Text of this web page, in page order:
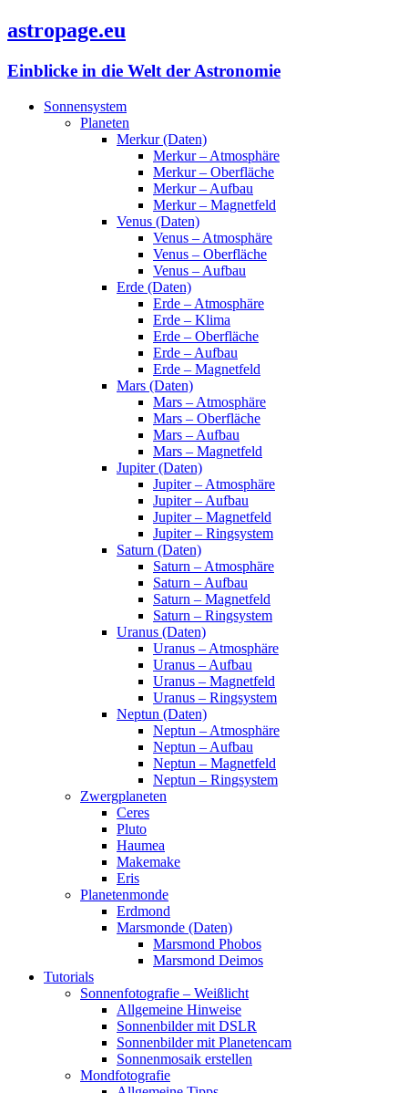
astropage.eu
Einblicke in die Welt der Astronomie
Sonnensystem
Planeten
Merkur (Daten)
Merkur – Atmosphäre
Merkur – Oberfläche
Merkur – Aufbau
Merkur – Magnetfeld
Venus (Daten)
Venus – Atmosphäre
Venus – Oberfläche
Venus – Aufbau
Erde (Daten)
Erde – Atmosphäre
Erde – Klima
Erde – Oberfläche
Erde – Aufbau
Erde – Magnetfeld
Mars (Daten)
Mars – Atmosphäre
Mars – Oberfläche
Mars – Aufbau
Mars – Magnetfeld
Jupiter (Daten)
Jupiter – Atmosphäre
Jupiter – Aufbau
Jupiter – Magnetfeld
Jupiter – Ringsystem
Saturn (Daten)
Saturn – Atmosphäre
Saturn – Aufbau
Saturn – Magnetfeld
Saturn – Ringsystem
Uranus (Daten)
Uranus – Atmosphäre
Uranus – Aufbau
Uranus – Magnetfeld
Uranus – Ringsystem
Neptun (Daten)
Neptun – Atmosphäre
Neptun – Aufbau
Neptun – Magnetfeld
Neptun – Ringsystem
Zwergplaneten
Ceres
Pluto
Haumea
Makemake
Eris
Planetenmonde
Erdmond
Marsmonde (Daten)
Marsmond Phobos
Marsmond Deimos
Tutorials
Sonnenfotografie – Weißlicht
Allgemeine Hinweise
Sonnenbilder mit DSLR
Sonnenbilder mit Planetencam
Sonnenmosaik erstellen
Mondfotografie